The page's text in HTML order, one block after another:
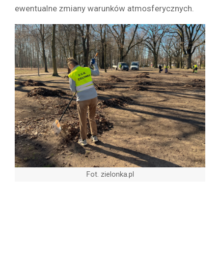
ewentualne zmiany warunków atmosferycznych.
Fot. zielonka.pl